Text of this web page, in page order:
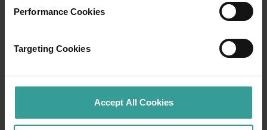
Performance Cookies
Targeting Cookies
Accept All Cookies
<p>西オーストラリアの海岸線は世界中のサーファーたちを
<p>エスペランスは、オーストラリアを象徴する休暇への入